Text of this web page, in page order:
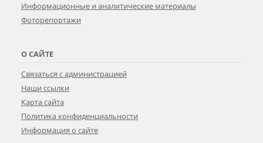
Информационные и аналитические материалы
Фоторепортажи
О САЙТЕ
Связаться с администрацией
Наши ссылки
Карта сайта
Политика конфиденциальности
Информация о сайте